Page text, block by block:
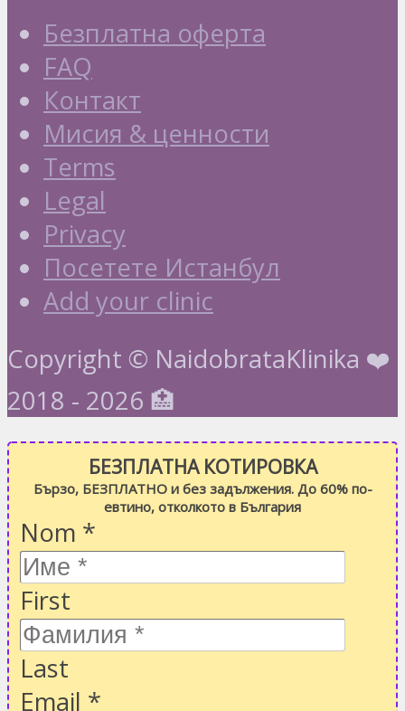
Безплатна оферта
FAQ
Контакт
Мисия & ценности
Terms
Legal
Privacy
Посетете Истанбул
Add your clinic
Copyright © NaidobrataKlinika ❤️
2018 - 2026 🏥
БЕЗПЛАТНА КОТИРОВКА
Бързо, БЕЗПЛАТНО и без задължения. До 60% по-
евтино, отколкото в България
Nom *
First
Last
Email *